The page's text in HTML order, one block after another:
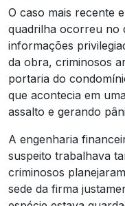
O caso mais recente
quadrilha ocorreu no
informações
da obra, criminosos
portaria do
que acontecia em
assalto e gerando
A engenharia
suspeito trabalhava
criminosos
sede da firma